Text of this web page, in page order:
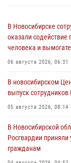
В Новосибирске
оказали
человека и
06 августа 2026, 06:31
В новосибирском
выпуск сотрудников
05 августа 2026, 08:14
В Новосибирской
Росгвардии
гражданам